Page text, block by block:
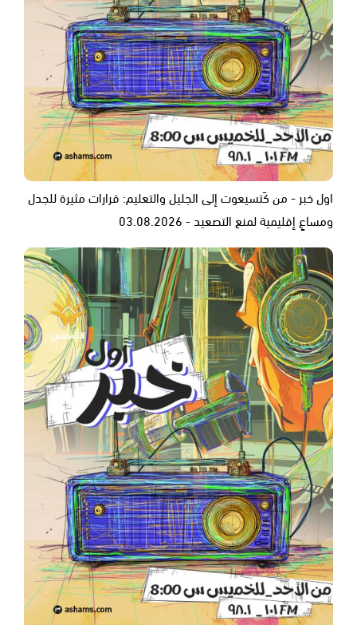
اول خبر - من كَتسيعوت إلى الجليل والتعليم: قرارات مثيرة للجدل
ومساعٍ إقليمية لمنع التصعيد - 03.08.2026